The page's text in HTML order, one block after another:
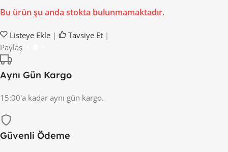
Bu ürün şu anda stokta bulunmamaktadır.
Listeye Ekle | Tavsiye Et |
Paylaş
Aynı Gün Kargo
15:00'a kadar aynı gün kargo.
Güvenli Ödeme